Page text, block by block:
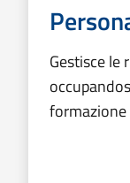
Gestisce le
formazione